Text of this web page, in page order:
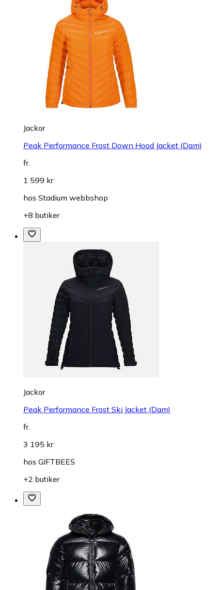
Jackor
Peak Performance Frost Down Hood Jacket (Dam)
fr.
1 599 kr
hos Stadium webbshop
+8 butiker
Jackor
Peak Performance Frost Ski Jacket (Dam)
fr.
3 195 kr
hos GIFTBEES
+2 butiker